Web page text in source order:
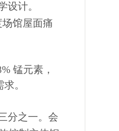
计。
馆屋面痛
锰元素，
。
分之一。会